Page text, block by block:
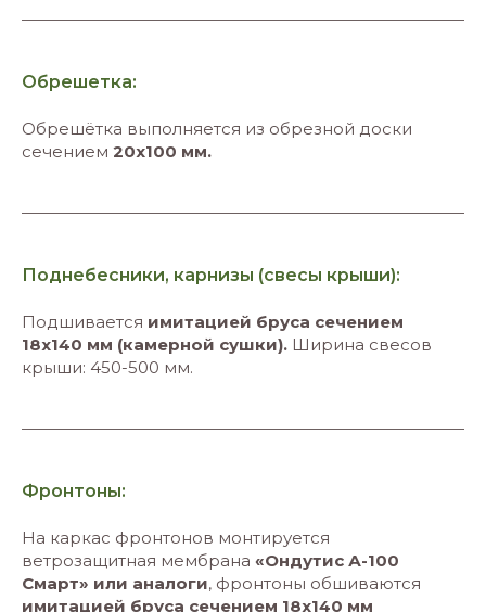
Обрешетка:
Обрешётка выполняется из обрезной доски
сечением 20х100 мм.
Поднебесники, карнизы (свесы крыши):
Подшивается имитацией бруса сечением
18х140 мм (камерной сушки). Ширина свесов
крыши: 450-500 мм.
Фронтоны:
На каркас фронтонов монтируется
ветрозащитная мембрана «Ондутис А-100
Смарт» или аналоги, фронтоны обшиваются
имитацией бруса сечением 18х140 мм